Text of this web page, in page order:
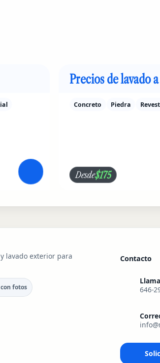
Precios de lavado
Concreto Piedra
Desde$175
lavado exterior para
fotos
Contacto
646-